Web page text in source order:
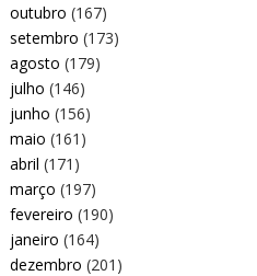
outubro (167)
setembro (173)
agosto (179)
julho (146)
junho (156)
maio (161)
abril (171)
março (197)
fevereiro (190)
janeiro (164)
dezembro (201)